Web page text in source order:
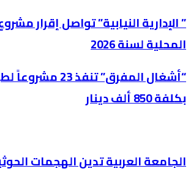
” الإدارية النيابية” تواصل إقرار
المحلية لسنة 2026
“أشغال المفرق”
بكلفة 850 ألف دينار
الجامعة العربية تدين الهجمات